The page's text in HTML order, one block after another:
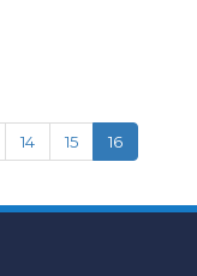
14 15 16(current)